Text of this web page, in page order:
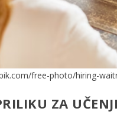
free-photo/hiring-
ZA